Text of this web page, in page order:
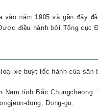
vào năm 1905 và gần đây
điều hành bởi Tổng cục
xe buýt tốc hành của sân
tỉnh Bắc
dong, Dong-gu.